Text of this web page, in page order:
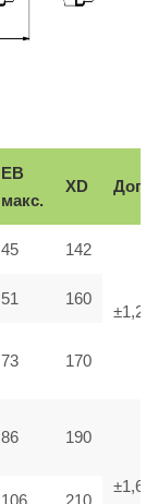
EB
макс.
XD Доп.
45 142
±1,25
51 160
73 170
86 190
±1,6
106 210